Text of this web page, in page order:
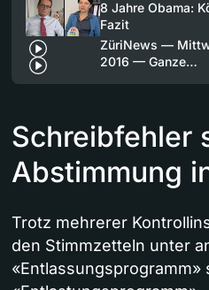
8 Jahre Obama:
Fazit
ZüriNews —
2016 — Ganze…
Schreibfehler
Abstimmung
Trotz mehrerer
den Stimmzetteln unter
«Entlassungsprogramm»